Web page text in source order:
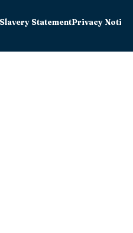
StatementPrivacy Notice